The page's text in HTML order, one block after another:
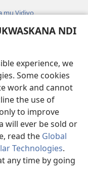
NDI
experience, we
Some cookies
work and cannot
the use of
to improve
will ever be sold or
read the Global
Technologies.
any time by going
mu Vidiyo
Society of Pennsylvania.